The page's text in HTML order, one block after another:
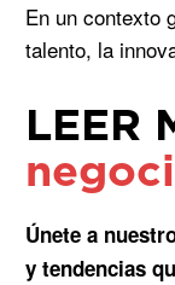
En un contexto
talento, la
LEER
Únete a
y tendencias